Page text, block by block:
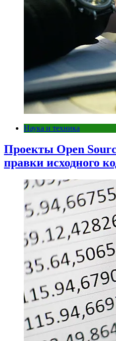
Наука и техника
Проекты Open
правки исходного